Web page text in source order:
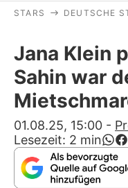
STARS DEUTSCHE
Jana Klein
Sahin war
01.08.25, 15:00 -
Lesezeit: 2 min